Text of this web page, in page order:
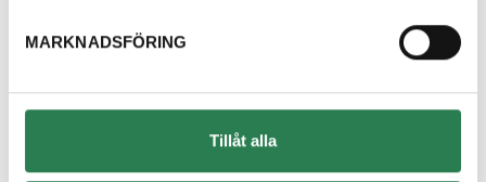
MARKNADSFÖRING
Tillåt alla
Kundcenter